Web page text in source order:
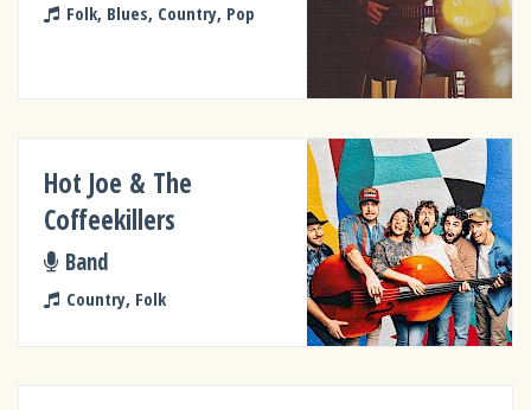
Folk, Blues, Country, Pop
Hot Joe & The
Coffeekillers
Band
Country, Folk